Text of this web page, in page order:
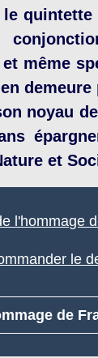
le
même
noyau
et
l'hommage
le
de